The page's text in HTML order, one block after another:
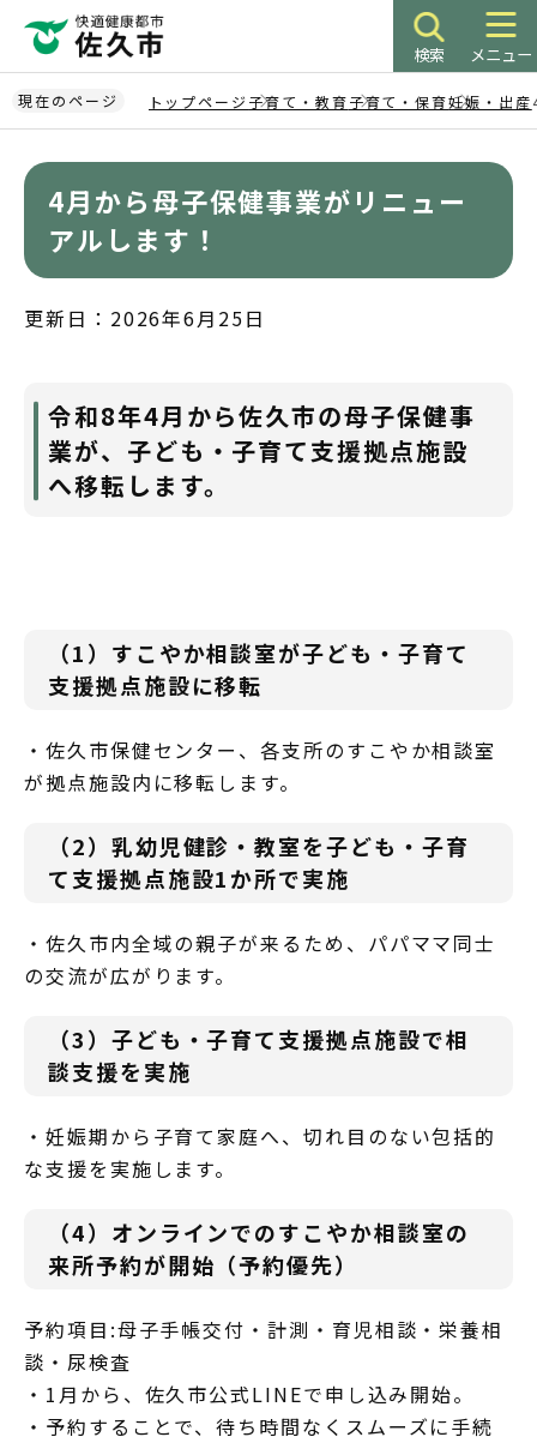
ペ
ー
ジ
検索 メニュー
現在のページ トップページ 子育て・教育子育て・保育妊娠・出産
4月から母子保健事業がリニュー
アルします！
更新日：2026年6月25日
令和8年4月から佐久市の母子保健事
業が、子ども・子育て支援拠点施設
へ移転します。
（1）すこやか相談室が子ども・子育て
支援拠点施設に移転
・佐久市保健センター、各支所のすこやか相談室
が拠点施設内に移転します。
（2）乳幼児健診・教室を子ども・子育
て支援拠点施設1か所で実施
・佐久市内全域の親子が来るため、パパママ同士
の交流が広がります。
（3）子ども・子育て支援拠点施設で相
談支援を実施
・妊娠期から子育て家庭へ、切れ目のない包括的
な支援を実施します。
（4）オンラインでのすこやか相談室の
来所予約が開始（予約優先）
予約項目:母子手帳交付・計測・育児相談・栄養相
談・尿検査
・1月から、佐久市公式LINEで申し込み開始。
・予約することで、待ち時間なくスムーズに手続